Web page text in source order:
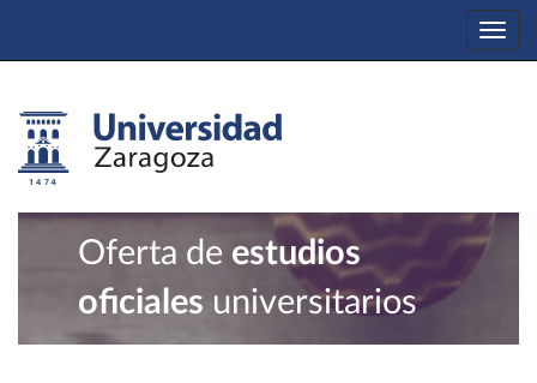
Oferta de estudios
oficiales universitarios